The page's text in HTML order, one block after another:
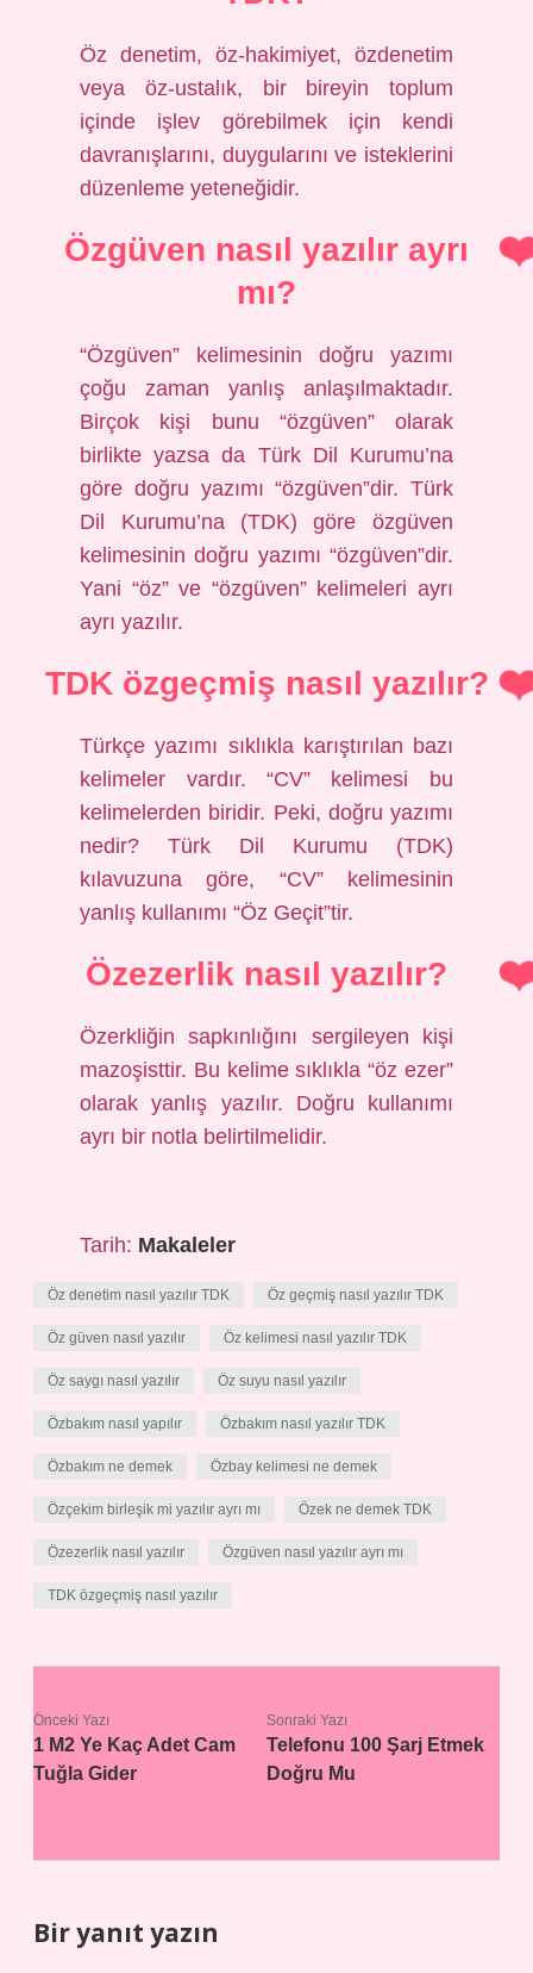
Öz denetim, öz-hakimiyet, özdenetim
veya öz-ustalık, bir bireyin toplum
içinde işlev görebilmek için kendi
davranışlarını, duygularını ve isteklerini
düzenleme yeteneğidir.
Özgüven nasıl yazılır ayrı
mı?
“Özgüven” kelimesinin doğru yazımı
çoğu zaman yanlış anlaşılmaktadır.
Birçok kişi bunu “özgüven” olarak
birlikte yazsa da Türk Dil Kurumu’na
göre doğru yazımı “özgüven”dir. Türk
Dil Kurumu’na (TDK) göre özgüven
kelimesinin doğru yazımı “özgüven”dir.
Yani “öz” ve “özgüven” kelimeleri ayrı
ayrı yazılır.
TDK özgeçmiş nasıl yazılır?
Türkçe yazımı sıklıkla karıştırılan bazı
kelimeler vardır. “CV” kelimesi bu
kelimelerden biridir. Peki, doğru yazımı
nedir? Türk Dil Kurumu (TDK)
kılavuzuna göre, “CV” kelimesinin
yanlış kullanımı “Öz Geçit”tir.
Özezerlik nasıl yazılır?
Özerkliğin sapkınlığını sergileyen kişi
mazoşisttir. Bu kelime sıklıkla “öz ezer”
olarak yanlış yazılır. Doğru kullanımı
ayrı bir notla belirtilmelidir.
Tarih: Makaleler
Öz denetim nasıl yazılır TDK Öz geçmiş nasıl yazılır TDK
Öz güven nasıl yazılır Öz kelimesi nasıl yazılır TDK
Öz saygı nasıl yazılır Öz suyu nasıl yazılır
Özbakım nasıl yapılır Özbakım nasıl yazılır TDK
Özbakım ne demek Özbay kelimesi ne demek
Özçekim birleşik mi yazılır ayrı mı Özek ne demek TDK
Özezerlik nasıl yazılır Özgüven nasıl yazılır ayrı mı
TDK özgeçmiş nasıl yazılır
Önceki Yazı
1 M2 Ye Kaç Adet Cam
Tuğla Gider
Sonraki Yazı
Telefonu 100 Şarj Etmek
Doğru Mu
Bir yanıt yazın